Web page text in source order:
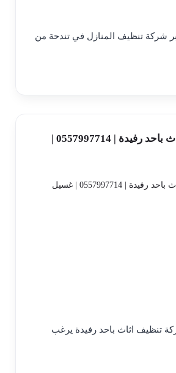
شركة تنظيف المنازل في تندحة من
شركة تنظيف اثاث باحد رفيدة | 0557997714 |
تنظيف اثاث باحد رفيدة يرغب